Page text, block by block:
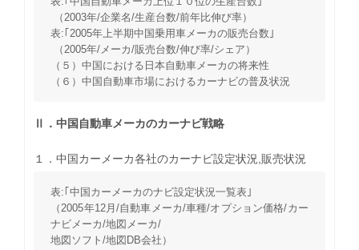
（2003年/企業名/生産台数/前年比伸び率）
表:｢2005年上半期中国乗用車メーカの販売台数｣
（2005年/メーカ/販売台数/伸び率/シェア）
（５）中国における日本自動車メーカの将来性
（６）中国自動車市場におけるカーナビの普及状況
Ⅱ．中国自動車メーカのカーナビ戦略
１．中国カーメーカ各社のカーナビ設定状況,販売状況
表:｢中国カーメーカのナビ設定状況一覧表｣
（2005年12月/自動車メーカ/車種/オプション価格/カー
ナビメーカ/地図メーカ/
地図ソフト/地図DB会社）